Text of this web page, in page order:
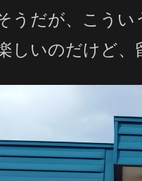
うだが、こう
しいのだけど、